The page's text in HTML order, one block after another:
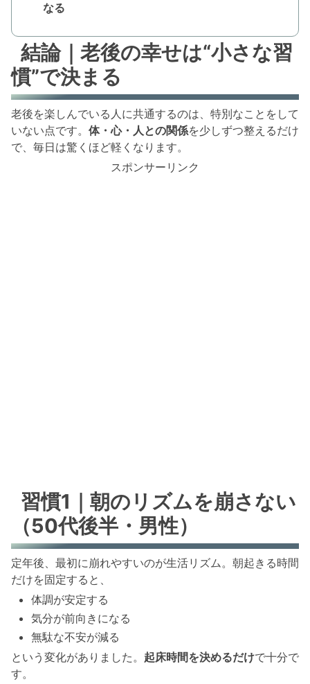
なる
結論｜老後の幸せは“小さな習
慣”で決まる
老後を楽しんでいる人に共通するのは、特別なことをして
いない点です。 体・心・人との関係を少しずつ整えるだけ
で、毎日は驚くほど軽くなります。
スポンサーリンク
習慣1｜朝のリズムを崩さない
（50代後半・男性）
定年後、最初に崩れやすいのが生活リズム。朝起きる時間
だけを固定すると、
体調が安定する
気分が前向きになる
無駄な不安が減る
という変化がありました。 起床時間を決めるだけで十分で
す。